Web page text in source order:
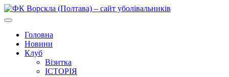
Головна
Новини
Клуб
Візитка
ІСТОРІЯ